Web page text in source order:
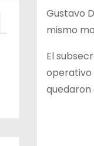
Gustavo
mismo
El
operativo